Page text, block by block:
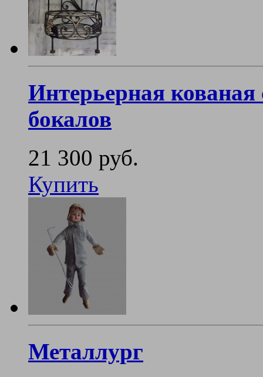
Интерьерная
бокалов
21 300 руб.
Купить
Металлург